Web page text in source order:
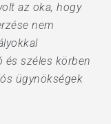
az oka, hogy
nem
és széles körben
ügynökségek